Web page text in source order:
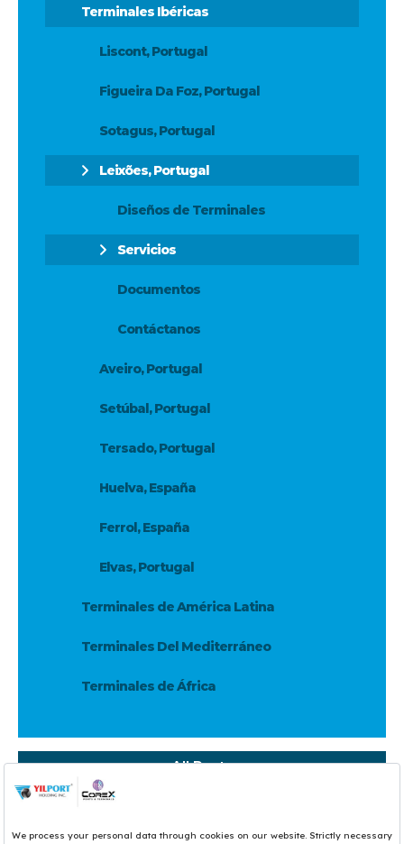
Terminales Ibéricas
Liscont, Portugal
Figueira Da Foz, Portugal
Sotagus, Portugal
Leixões, Portugal
Diseños de Terminales
Servicios
Documentos
Contáctanos
Aveiro, Portugal
Setúbal, Portugal
Tersado, Portugal
Huelva, España
Ferrol, España
Elvas, Portugal
Terminales de América Latina
Terminales Del Mediterráneo
Terminales de África
All Ports
INICIO / Puertos Y Terminales